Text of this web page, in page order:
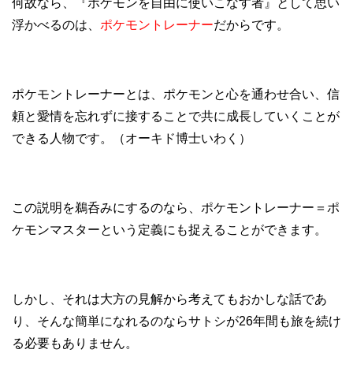
浮かべるのは、 ポケモントレーナーだからです。
ポケモントレーナーとは、ポケモンと心を通わせ合い、信
頼と愛情を忘れずに接することで共に成長していくことが
できる人物です。（オーキド博士いわく）
この説明を鵜呑みにするのなら、ポケモントレーナー＝ポ
ケモンマスターという定義にも捉えることができます。
しかし、それは大方の見解から考えてもおかしな話であ
り、そんな簡単になれるのならサトシが26年間も旅を続け
る必要もありません。